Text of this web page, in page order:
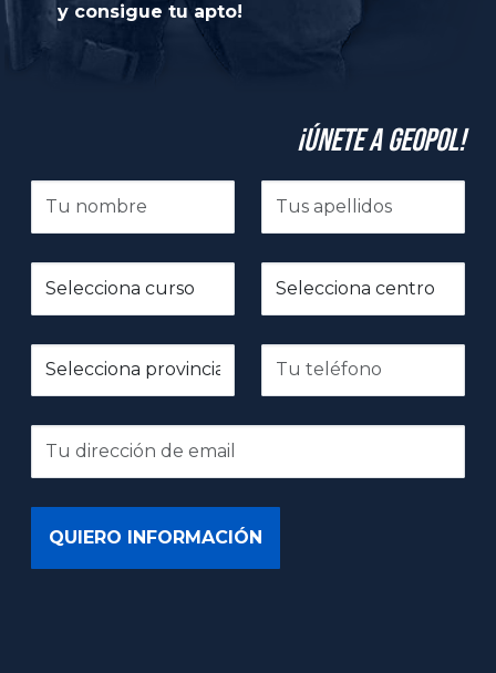
y consigue tu apto!
¡Únete a GeoPol!